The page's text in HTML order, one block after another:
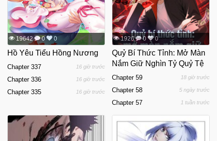
19642 0 0
Hồ Yêu Tiểu Hồng Nương
Chapter 337 16 giờ trước
Chapter 336 16 giờ trước
Chapter 335 16 giờ trước
1926 0 0
Quỷ Bí Thức Tỉnh: Mở Màn
Nắm Giữ Nghìn Tỷ Quỷ Tệ
Chapter 59 18 giờ trước
Chapter 58 5 ngày trước
Chapter 57 1 tuần trước